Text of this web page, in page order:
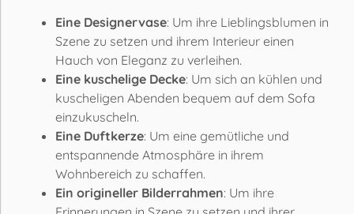
Eine Designervase: Um ihre Lieblingsblumen in
Szene zu setzen und ihrem Interieur einen
Hauch von Eleganz zu verleihen.
Eine kuschelige Decke: Um sich an kühlen und
kuscheligen Abenden bequem auf dem Sofa
einzukuscheln.
Eine Duftkerze: Um eine gemütliche und
entspannende Atmosphäre in ihrem
Wohnbereich zu schaffen.
Ein origineller Bilderrahmen: Um ihre